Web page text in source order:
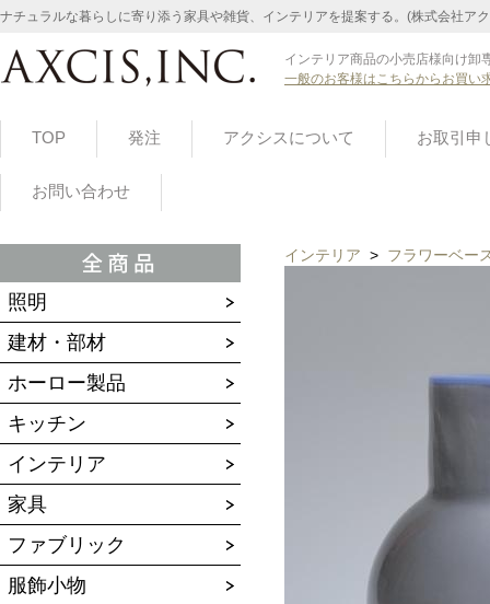
ナチュラルな暮らしに寄り添う家具や雑貨、インテリアを提案する。(株式会社ア
インテリア商品の小売店様向け卸
一般のお客様はこちらからお買い
TOP 発注 アクシスについて お取引申
お問い合わせ
照明
建材・部材
ホーロー製品
キッチン
インテリア
家具
ファブリック
服飾小物
インテリア > フラワーベー